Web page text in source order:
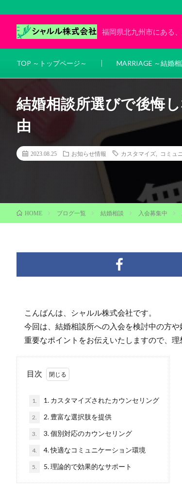
福岡県北九州市にある
TOP ～トップページ～ MARRIAGE ～結婚相
結婚相談所選びで後悔
由
2023.08.25 お知らせ情報 カスタマイズ, コミュ
HOME ブログ一覧 結婚相談 入会募集中
こんばんは、シャルル株式会社です。
今回は、結婚相談所への入会を検討中の方や
重要なポイントをお伝えいたしますので、理
目次
1. 1. カスタマイズされたカウンセリング
2. 2. 豊富な選択肢を提供
3. 3. 個別対応のカウンセリング
4. 4. 快適なコミュニケーション環境
5. 5. 理論的で効果的なサポート